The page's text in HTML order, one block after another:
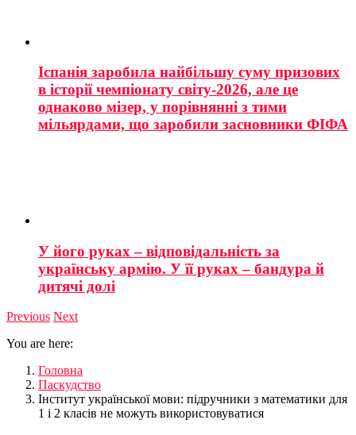
Іспанія заробила найбільшу суму призових
в історії чемпіонату світу-2026, але це
однаково мізер, у порівнянні з тими
мільярдами, що заробили засновники ФІФА
У його руках – відповідальність за
українську армію. У її руках – бандура й
дитячі долі
Previous Next
You are here:
Головна
Паскудство
Інститут української мови: підручники з математики для
1 і 2 класів не можуть використовуватися